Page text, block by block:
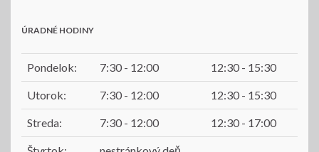
ÚRADNÉ HODINY
Pondelok: 7:30 - 12:00 12:30 - 15:30
Utorok: 7:30 - 12:00 12:30 - 15:30
Streda: 7:30 - 12:00 12:30 - 17:00